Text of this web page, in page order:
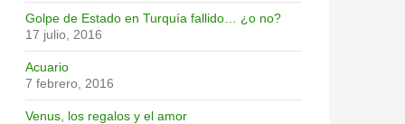
Golpe de Estado en Turquía fallido… ¿o no?
17 julio, 2016
Acuario
7 febrero, 2016
Venus, los regalos y el amor